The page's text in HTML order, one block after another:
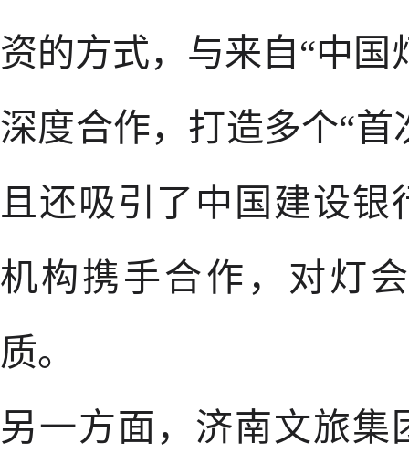
资的方式，与来自“中
深度合作，打造多个“首
且还吸引了中国建设
机构携手合作，对灯
质。
另一方面，济南文旅